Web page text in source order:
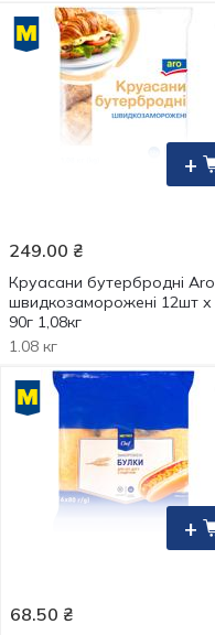
+
249.00 ₴
Круасани бутербродні Aro
швидкозаморожені 12шт х
90г 1,08кг
1.08 кг
+
68.50 ₴